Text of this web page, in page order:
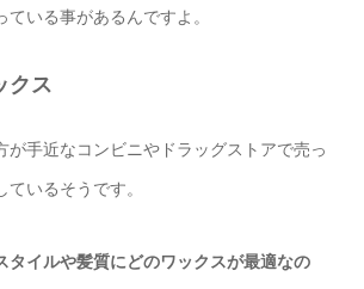
いる事があるんですよ。
クス
が手近なコンビニやドラッグストアで売っ
いるそうです。
タイルや髪質にどのワックスが最適なの